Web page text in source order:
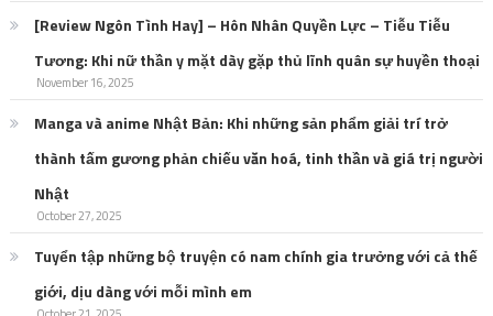
[Review Ngôn Tình Hay] – Hôn Nhân Quyền Lực – Tiễu Tiễu
Tương: Khi nữ thần y mặt dày gặp thủ lĩnh quân sự huyền thoại
November 16, 2025
Manga và anime Nhật Bản: Khi những sản phẩm giải trí trở
thành tấm gương phản chiếu văn hoá, tinh thần và giá trị người
Nhật
October 27, 2025
Tuyển tập những bộ truyện có nam chính gia trưởng với cả thế
giới, dịu dàng với mỗi mình em